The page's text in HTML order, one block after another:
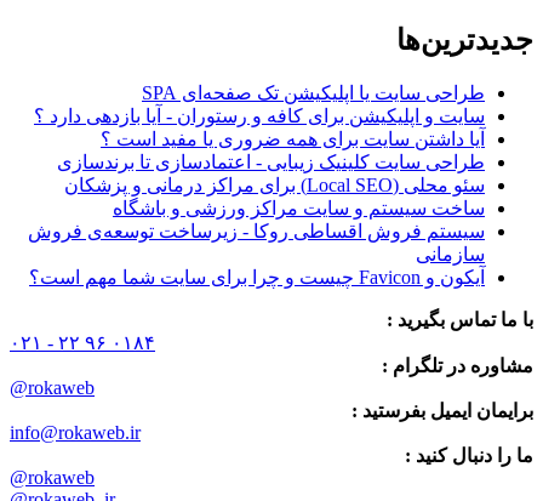
جدیدترین‌ها
طراحی سایت یا اپلیکیشن تک صفحه‌ای SPA
سایت و اپلیکیشن برای کافه و رستوران - آیا بازدهی دارد ؟
آیا داشتن سایت برای همه ضروری یا مفید است ؟
طراحی سایت کلینیک زیبایی - اعتمادسازی تا برندسازی
سئو محلی (Local SEO) برای مراکز درمانی و پزشکان
ساخت سیستم و سایت مراکز ورزشی و باشگاه
سیستم فروش اقساطی روکا - زیرساخت توسعه‌ی فروش
سازمانی
آیکون و Favicon چیست و چرا برای سایت شما مهم است؟
با ما تماس بگیرید :
۰۲۱ - ۲۲ ۹۶ ۰۱۸۴
مشاوره در تلگرام :
@rokaweb
برایمان ایمیل بفرستید :
info@rokaweb.ir
ما را دنبال کنید :
@rokaweb